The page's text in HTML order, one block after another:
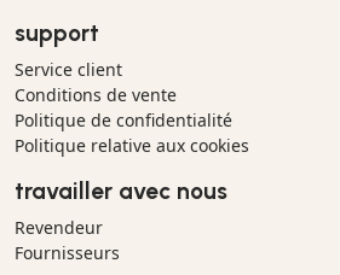
support
Service client
Conditions de vente
Politique de confidentialité
Politique relative aux cookies
travailler avec nous
Revendeur
Fournisseurs